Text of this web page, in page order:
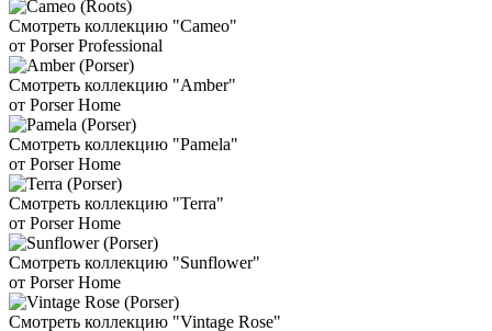
Смотреть коллекцию "Cameo"
от Porser Professional
Смотреть коллекцию "Amber"
от Porser Home
Смотреть коллекцию "Pamela"
от Porser Home
Смотреть коллекцию "Terra"
от Porser Home
Смотреть коллекцию "Sunflower"
от Porser Home
Смотреть коллекцию "Vintage Rose"